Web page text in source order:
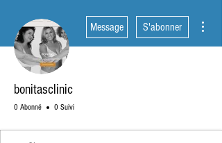
Message S'abonner
bonitasclinic
0 Abonné 0 Suivi